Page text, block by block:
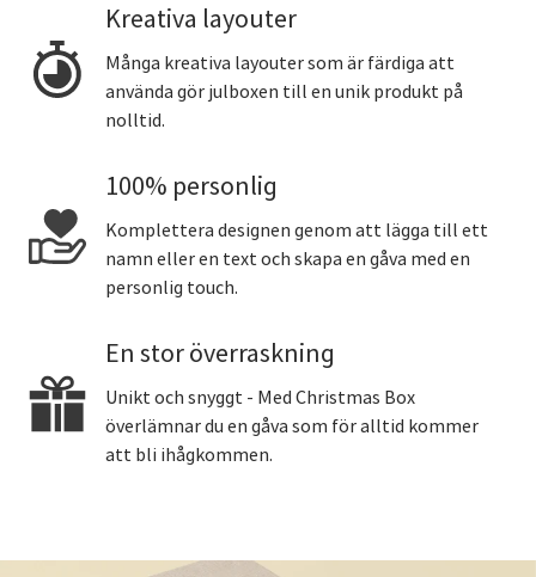
Kreativa layouter
Många kreativa layouter som är färdiga att
använda gör julboxen till en unik produkt på
nolltid.
100% personlig
Komplettera designen genom att lägga till ett
namn eller en text och skapa en gåva med en
personlig touch.
En stor överraskning
Unikt och snyggt - Med Christmas Box
överlämnar du en gåva som för alltid kommer
att bli ihågkommen.